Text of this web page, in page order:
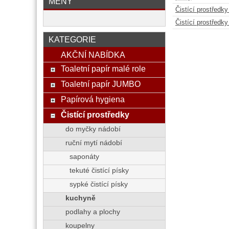
Čistící prostředky
Čistící prostředky
KATEGORIE
AKČNÍ NABÍDKA
Toaletní papír malé role
Toaletní papír JUMBO
Papírová hygiena
Čistící prostředky
do myčky nádobí
ruční mytí nádobí
saponáty
tekuté čistící písky
sypké čistící písky
kuchyně
podlahy a plochy
koupelny